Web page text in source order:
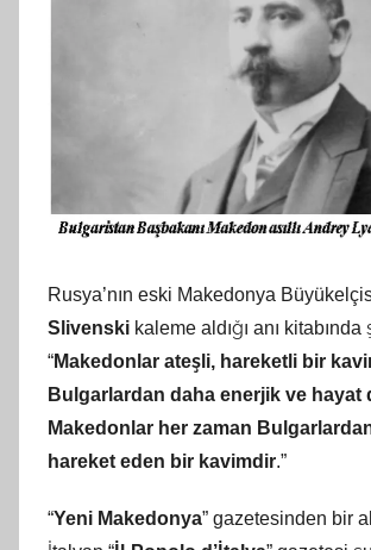
Rusya’nın eski Makedonya
Slivenski kaleme aldığı anı
“Makedonlar ateşli, hareketli bir
Bulgarlardan daha enerjik ve hayat
Makedonlar her zaman
hareket eden bir kavimdir.”
“Yeni Makedonya” gazetesinden bir